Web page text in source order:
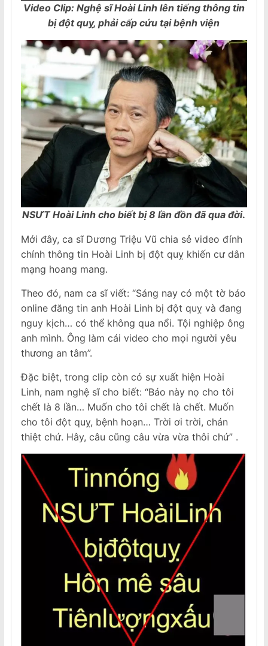
Video Clip: Nghệ sĩ Hoài Linh lên tiếng thông tin
bị đột quỵ, phải cấp cứu tại bệnh viện
NSƯT Hoài Linh cho biết bị 8 lần đồn đã qua đời.
Mới đây, ca sĩ Dương Triệu Vũ chia sẻ video đính
chính thông tin Hoài Linh bị đột quỵ khiến cư dân
mạng hoang mang.
Theo đó, nam ca sĩ viết: “Sáng nay có một tờ báo
online đăng tin anh Hoài Linh bị đột quỵ và đang
nguy kịch… có thể không qua nổi. Tội nghiệp ông
anh mình. Ông làm cái video cho mọi người yêu
thương an tâm”.
Đặc biệt, trong clip còn có sự xuất hiện Hoài
Linh, nam nghệ sĩ cho biết: “Báo này nọ cho tôi
chết là 8 lần… Muốn cho tôi chết là chết. Muốn
cho tôi đột quỵ, bệnh hoạn… Trời ơi trời, chán
thiệt chứ. Hây, câu cũng câu vừa vừa thôi chứ” .